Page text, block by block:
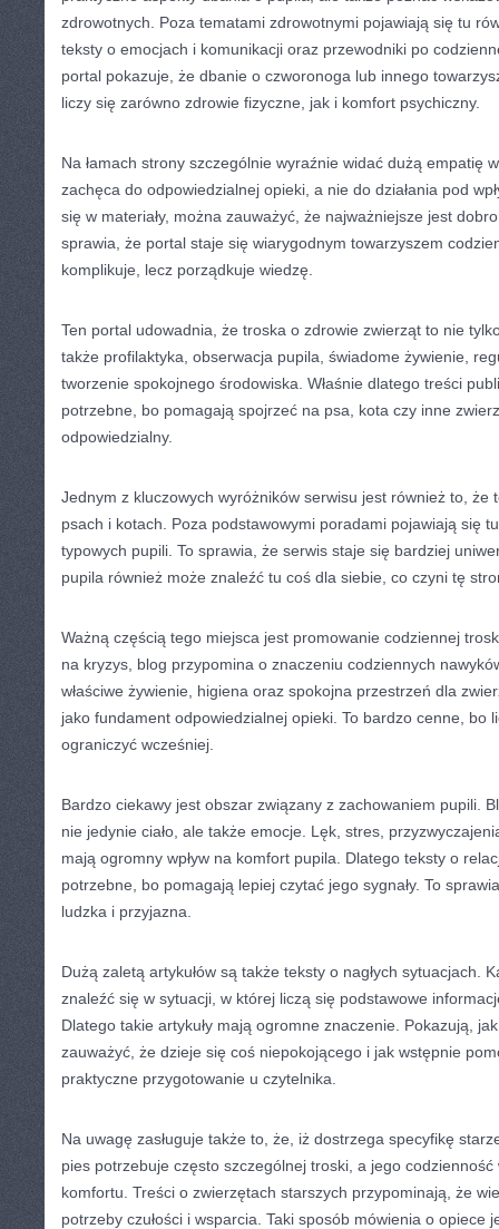
zdrowotnych. Poza tematami zdrowotnymi pojawiają się tu
teksty o emocjach i komunikacji oraz przewodniki po
portal pokazuje, że dbanie o czworonoga lub innego
liczy się zarówno zdrowie fizyczne, jak i komfort psychiczny.
Na łamach strony szczególnie wyraźnie widać dużą empatię
zachęca do odpowiedzialnej opieki, a nie do działania pod
się w materiały, można zauważyć, że najważniejsze jest
sprawia, że portal staje się wiarygodnym towarzyszem
komplikuje, lecz porządkuje wiedzę.
Ten portal udowadnia, że troska o zdrowie zwierząt to nie
także profilaktyka, obserwacja pupila, świadome żywienie,
tworzenie spokojnego środowiska. Właśnie dlatego treści
potrzebne, bo pomagają spojrzeć na psa, kota czy inne
odpowiedzialny.
Jednym z kluczowych wyróżników serwisu jest również to, że
psach i kotach. Poza podstawowymi poradami pojawiają się
typowych pupili. To sprawia, że serwis staje się bardziej
pupila również może znaleźć tu coś dla siebie, co czyni tę
Ważną częścią tego miejsca jest promowanie codziennej
na kryzys, blog przypomina o znaczeniu codziennych
właściwe żywienie, higiena oraz spokojna przestrzeń dla
jako fundament odpowiedzialnej opieki. To bardzo cenne, bo
ograniczyć wcześniej.
Bardzo ciekawy jest obszar związany z zachowaniem pupili.
nie jedynie ciało, ale także emocje. Lęk, stres,
mają ogromny wpływ na komfort pupila. Dlatego teksty o
potrzebne, bo pomagają lepiej czytać jego sygnały. To
ludzka i przyjazna.
Dużą zaletą artykułów są także teksty o nagłych sytuacjach.
znaleźć się w sytuacji, w której liczą się podstawowe
Dlatego takie artykuły mają ogromne znaczenie. Pokazują,
zauważyć, że dzieje się coś niepokojącego i jak wstępnie
praktyczne przygotowanie u czytelnika.
Na uwagę zasługuje także to, że, iż dostrzega specyfikę
pies potrzebuje często szczególnej troski, a jego
komfortu. Treści o zwierzętach starszych przypominają, że
potrzeby czułości i wsparcia. Taki sposób mówienia o opiece